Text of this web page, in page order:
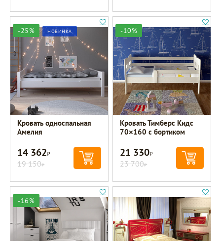
-25% НОВИНКА
Кровать односпальная
Амелия
14 362Р
19 150Р
-10%
Кровать Тимберс Кидс
70×160 с бортиком
21 330Р
23 700Р
-16%